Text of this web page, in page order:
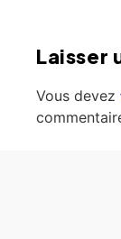
Laisser
Vous devez